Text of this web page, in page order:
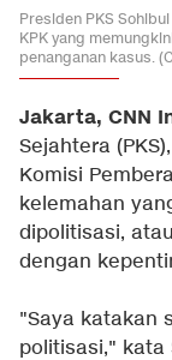
Presiden PKS
KPK yang
penanganan kasus.
Jakarta, CNN
Sejahtera
Komisi
kelemahan
dipolitisasi,
dengan
"Saya katakan
politisasi," kata